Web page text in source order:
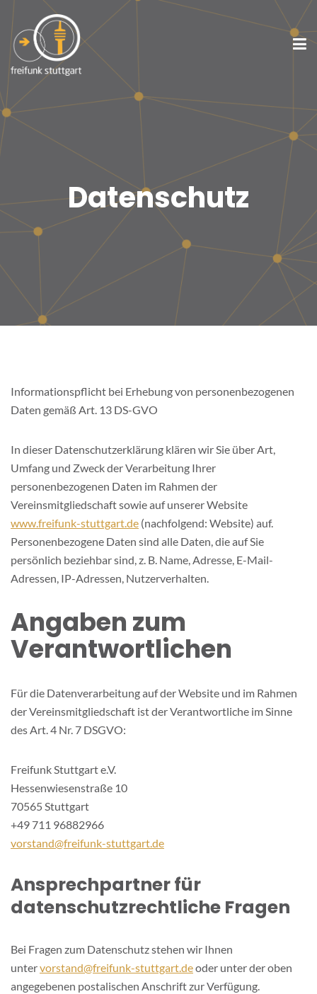
Datenschutz
Informationspflicht bei Erhebung von personenbezogenen
Daten gemäß Art. 13 DS-GVO
In dieser Datenschutzerklärung klären wir Sie über Art,
Umfang und Zweck der Verarbeitung Ihrer
personenbezogenen Daten im Rahmen der
Vereinsmitgliedschaft sowie auf unserer Website
www.freifunk-stuttgart.de (nachfolgend: Website) auf.
Personenbezogene Daten sind alle Daten, die auf Sie
persönlich beziehbar sind, z. B. Name, Adresse, E-Mail-
Adressen, IP-Adressen, Nutzerverhalten.
Angaben zum
Verantwortlichen
Für die Datenverarbeitung auf der Website und im Rahmen
der Vereinsmitgliedschaft ist der Verantwortliche im Sinne
des Art. 4 Nr. 7 DSGVO:
Freifunk Stuttgart e.V.
Hessenwiesenstraße 10
70565 Stuttgart
+49 711 96882966
vorstand@freifunk-stuttgart.de
Ansprechpartner für
datenschutzrechtliche Fragen
Bei Fragen zum Datenschutz stehen wir Ihnen
untervorstand@freifunk-stuttgart.deoder unter der oben
angegebenen postalischen Anschrift zur Verfügung.